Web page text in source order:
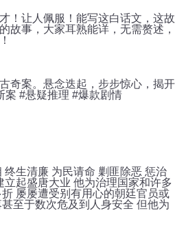
！让人佩服！能写这白话文，这故
故事，大家耳熟能详，无需赘述，
奇案。悬念迭起，步步惊心，揭开
案 #悬疑推理 #爆款剧情
生清廉 为民请命 剿匪除恶 惩治
立起盛唐大业 他为治理国家和许多
屡屡遭受别有用心的朝廷官员或
至于数次危及到人身安全 但他为